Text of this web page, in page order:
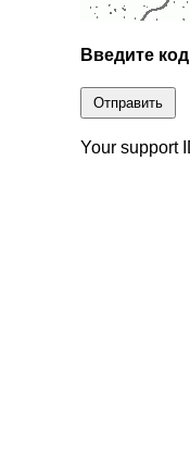
Введите
Отправить
Your support